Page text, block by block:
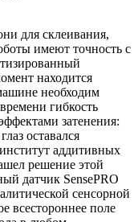
для склеивания,
имеют точность с
находится
необходим
гибкость
затенения:
оставался
аддитивных
решение этой
датчик SensePRO
сенсорной
всестороннее поле